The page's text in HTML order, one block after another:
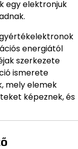
egy elektronjuk
energiától
szerkezete
ismerete
mely elemek
képeznek, és